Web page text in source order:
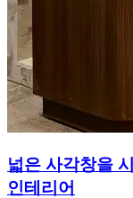
넓은 사각창을
인테리어